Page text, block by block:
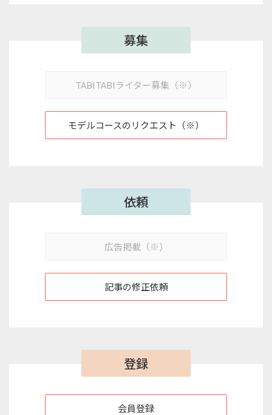
募集
TABITABIライター募集（※）
モデルコースのリクエスト（※）
依頼
広告掲載（※）
記事の修正依頼
登録
会員登録